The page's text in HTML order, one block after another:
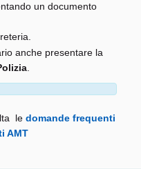
un documento
anche presentare la
.
le domande frequenti
AMT